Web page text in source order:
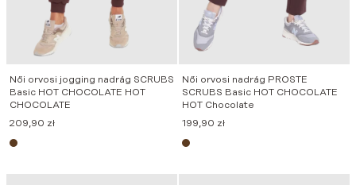
Női orvosi jogging nadrág SCRUBS
Basic HOT CHOCOLATE HOT
CHOCOLATE
209,90 zł
Női orvosi nadrág PROSTE
SCRUBS Basic HOT CHOCOLATE
HOT Chocolate
199,90 zł